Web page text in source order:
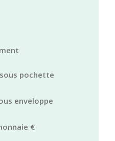
pochette
enveloppe
€